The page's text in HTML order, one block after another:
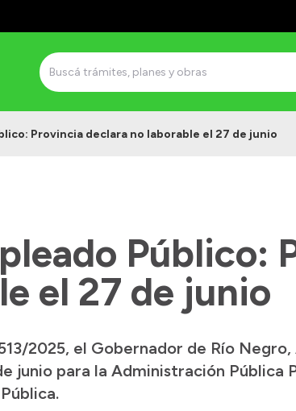
Provincia declara no laborable el 27 de junio
Público:
el 27 de junio
2025, el Gobernador de Río
junio para la Administración Pública